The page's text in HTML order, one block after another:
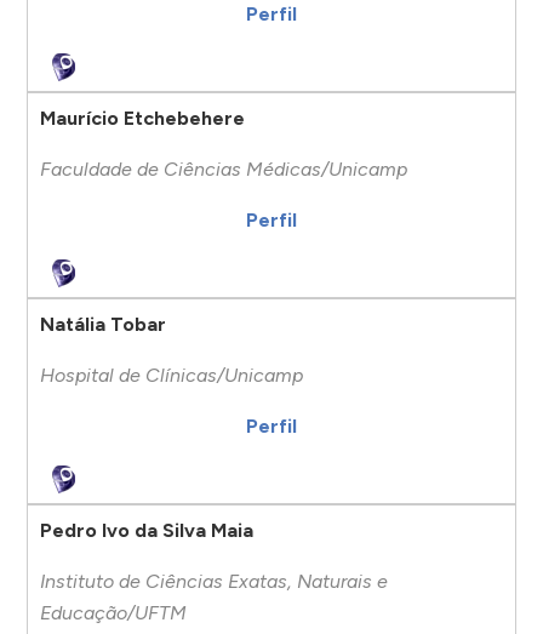
Perfil
Maurício Etchebehere
Faculdade de Ciências Médicas/Unicamp
Perfil
Natália Tobar
Hospital de Clínicas/Unicamp
Perfil
Pedro Ivo da Silva Maia
Instituto de Ciências Exatas, Naturais e
Educação/UFTM